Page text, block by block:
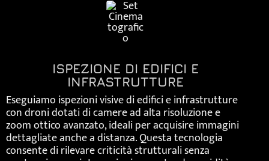
ISPEZIONE DI EDIFICI E
INFRASTRUTTURE
Eseguiamo ispezioni visive di edifici e infrastrutture
con droni dotati di camere ad alta risoluzione e
zoom ottico avanzato, ideali per acquisire immagini
dettagliate anche a distanza. Questa tecnologia
consente di rilevare criticità strutturali senza